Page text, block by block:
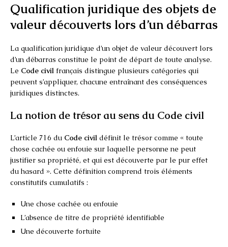
Qualification juridique des objets de
valeur découverts lors d’un débarras
La qualification juridique d’un objet de valeur découvert lors
d’un débarras constitue le point de départ de toute analyse.
Le Code civil français distingue plusieurs catégories qui
peuvent s’appliquer, chacune entraînant des conséquences
juridiques distinctes.
La notion de trésor au sens du Code civil
L’article 716 du Code civil définit le trésor comme « toute
chose cachée ou enfouie sur laquelle personne ne peut
justifier sa propriété, et qui est découverte par le pur effet
du hasard ». Cette définition comprend trois éléments
constitutifs cumulatifs :
Une chose cachée ou enfouie
L’absence de titre de propriété identifiable
Une découverte fortuite